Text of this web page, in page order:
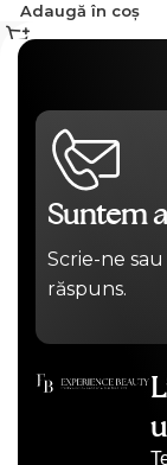
Adaugă în coș
Suntem
Scrie-ne
răspuns.